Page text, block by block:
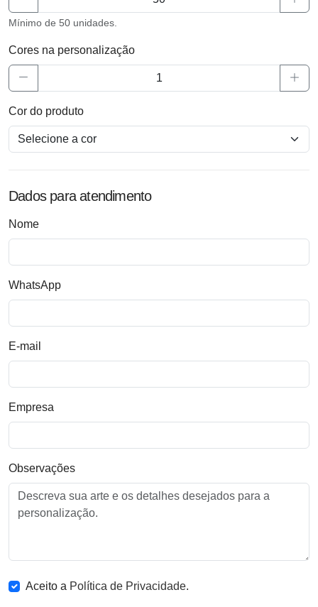
Mínimo de 50 unidades.
Cores na personalização
Cor do produto
Dados para atendimento
Nome
WhatsApp
E-mail
Empresa
Observações
Aceito a Política de Privacidade.